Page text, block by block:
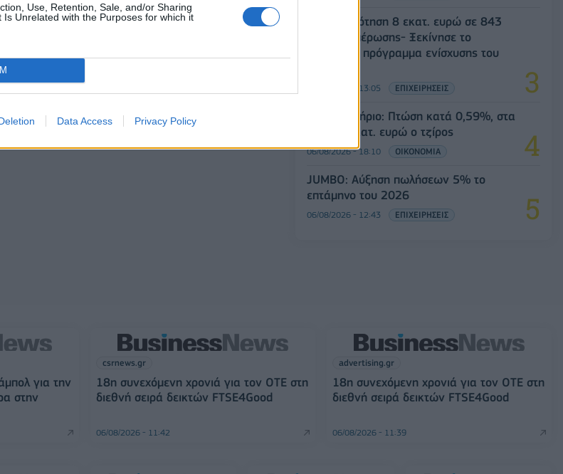
Use, Retention, Sale, and/or Sharing
Unrelated with the Purposes for which it
Data Access Privacy Policy
Χρηματοδότηση 8 εκατ. ευρώ σε 843
μέσα ενημέρωσης- Ξεκίνησε το
πενταετές πρόγραμμα ενίσχυσης του
06/08/2026 - 13:05 ΕΠΙΧΕΙΡΗΣΕΙΣ
Χρηματιστήριο: Πτώση κατά 0,59%, στα
320,42 εκατ. ευρώ ο τζίρος
06/08/2026 - 18:10 ΟΙΚΟΝΟΜΙΑ
JUMBO: Αύξηση πωλήσεων 5% το
επτάμηνο του 2026
06/08/2026 - 12:43 ΕΠΙΧΕΙΡΗΣΕΙΣ
για την
στην
csrnews.gr
18η συνεχόμενη χρονιά για τον ΟΤΕ στη
διεθνή σειρά δεικτών FTSE4Good
06/08/2026 - 11:42
advertising.gr
18η συνεχόμενη χρονιά για τον ΟΤΕ στη
διεθνή σειρά δεικτών FTSE4Good
06/08/2026 - 11:39